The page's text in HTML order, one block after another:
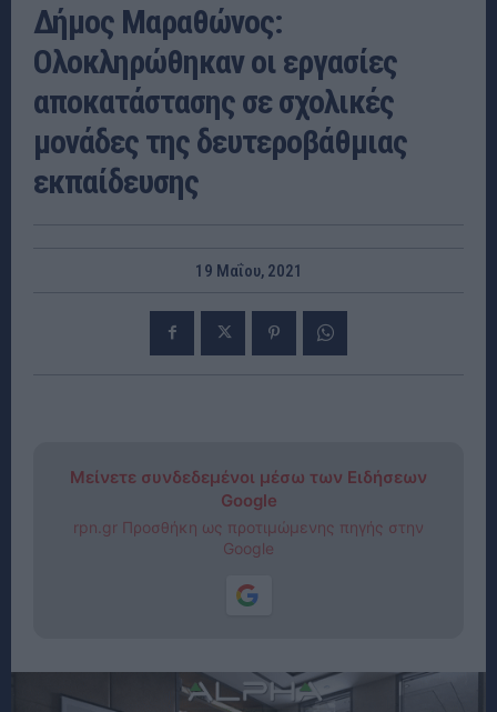
Δήμος Μαραθώνος:
Ολοκληρώθηκαν οι εργασίες
αποκατάστασης σε σχολικές
μονάδες της δευτεροβάθμιας
εκπαίδευσης
19 Μαΐου, 2021
Μείνετε συνδεδεμένοι μέσω των Ειδήσεων
Google
rpn.gr Προσθήκη ως προτιμώμενης πηγής στην
Google